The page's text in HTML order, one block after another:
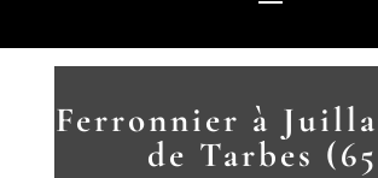
Ferronnier à
de Tarbes